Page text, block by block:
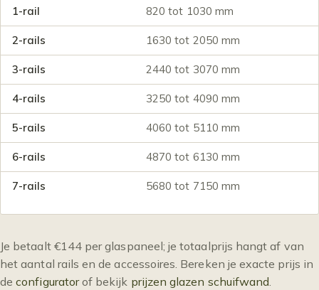
1-rail 820 tot 1030 mm
2-rails 1630 tot 2050 mm
3-rails 2440 tot 3070 mm
4-rails 3250 tot 4090 mm
5-rails 4060 tot 5110 mm
6-rails 4870 tot 6130 mm
7-rails 5680 tot 7150 mm
Je betaalt €144 per glaspaneel; je totaalprijs hangt af van
het aantal rails en de accessoires. Bereken je exacte prijs in
deconfiguratorof bekijk prijzen glazen schuifwand.